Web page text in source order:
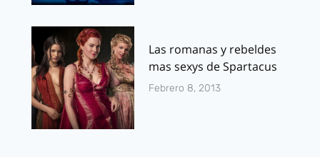
Las romanas y rebeldes
mas sexys de Spartacus
Febrero 8, 2013